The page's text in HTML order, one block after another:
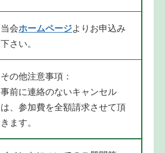
当会ホームページよりお申込み
下さい。
その他注意事項：
事前に連絡のないキャンセル
は、参加費を全額請求させて頂
きます。